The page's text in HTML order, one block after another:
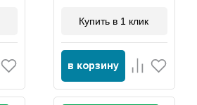
Купить в 1 клик
в корзину